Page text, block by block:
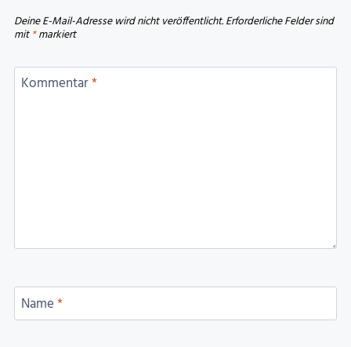
Deine E-Mail-Adresse wird nicht veröffentlicht.Erforderliche Felder sind
mit*markiert
Kommentar*
Name*